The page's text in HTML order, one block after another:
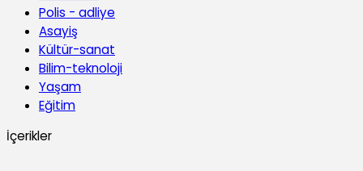
Polis - adliye
Asayiş
Kültür-sanat
Bilim-teknoloji
Yaşam
Eğitim
İçerikler